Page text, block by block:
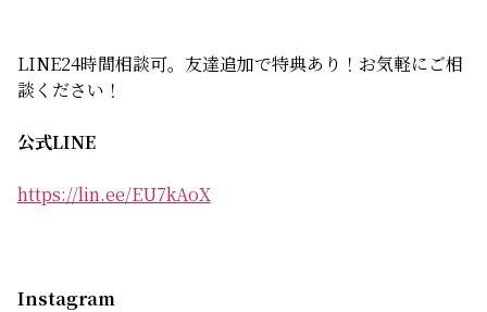
LINE24時間相談可。友達追加で特典あり！お気軽にご相
談ください！
公式LINE
https://lin.ee/EU7kAoX
Instagram